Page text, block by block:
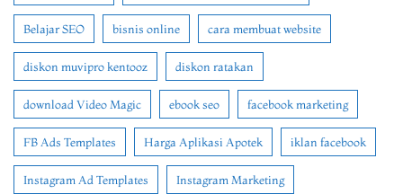
Belajar SEO bisnis online cara membuat website
diskon muvipro kentooz diskon ratakan
download Video Magic ebook seo facebook marketing
FB Ads Templates Harga Aplikasi Apotek iklan facebook
Instagram Ad Templates Instagram Marketing